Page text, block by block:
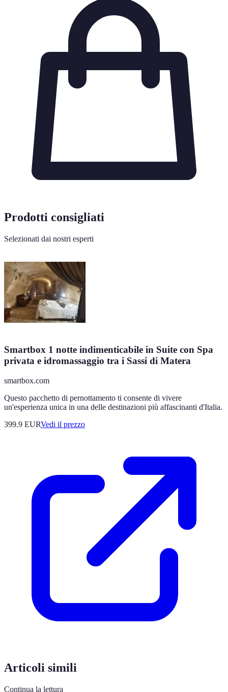
Prodotti consigliati
Selezionati dai nostri esperti
Smartbox 1 notte indimenticabile in Suite con Spa
privata e idromassaggio tra i Sassi di Matera
smartbox.com
Questo pacchetto di pernottamento ti consente di vivere
un'esperienza unica in una delle destinazioni più affascinanti d'Italia.
399.9 EURVedi il prezzo
Articoli simili
Continua la lettura